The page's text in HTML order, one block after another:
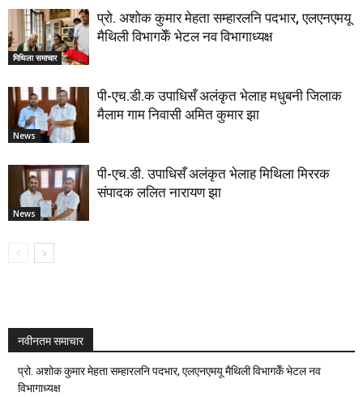
मिथिला समाचार
प्रो. अशोक कुमार मेहता सम्हारलनि पदभार, एलएनएमयू
मैथिली विभागकेँ भेटल नव विभागाध्यक्ष
News
पी-एच.डी.क उपाधिसँ अलंकृत भेलाह मधुबनी जिलाक
मैलाम गाम निवासी अमित कुमार झा
News
पी-एच.डी. उपाधिसँ अलंकृत भेलाह मिथिला मिररक
संपादक ललित नारायण झा
नवीनतम समाचार
प्रो. अशोक कुमार मेहता सम्हारलनि पदभार, एलएनएमयू मैथिली विभागकेँ भेटल नव
विभागाध्यक्ष